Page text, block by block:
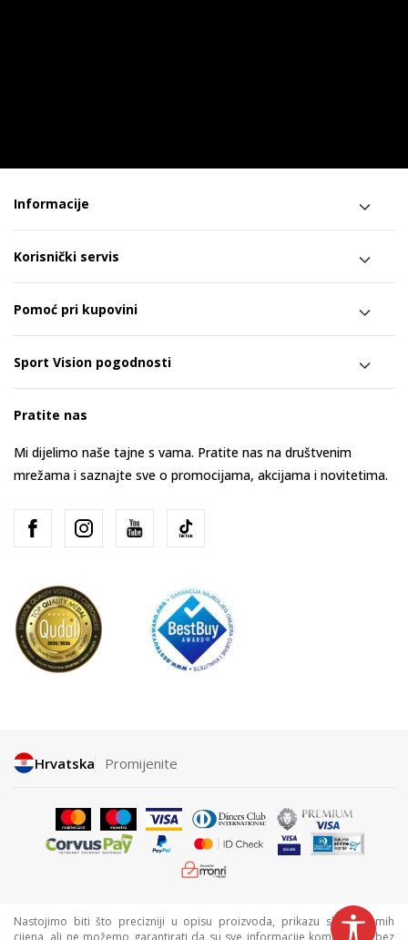
Informacije
Korisnički servis
Pomoć pri kupovini
Sport Vision pogodnosti
Pratite nas
Mi dijelimo naše tajne s vama. Pratite nas na društvenim
mrežama i saznajte sve o promocijama, akcijama i novitetima.
Hrvatska Promijenite
Nastojimo biti što precizniji u opisu proizvoda, prikazu slika i samih
cijena, ali ne možemo garantirati da su sve informacije kompletne i bez